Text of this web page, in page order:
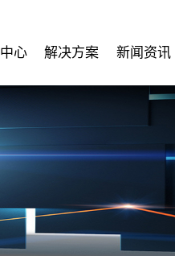
心 解决方案 新闻资讯